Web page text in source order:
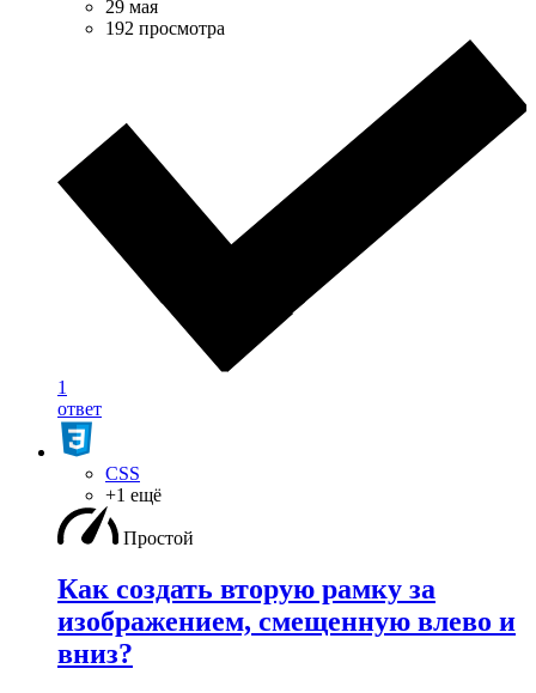
29 мая
192 просмотра
1
ответ
CSS
+1 ещё
Простой
Как создать вторую рамку за
изображением, смещенную влево и
вниз?